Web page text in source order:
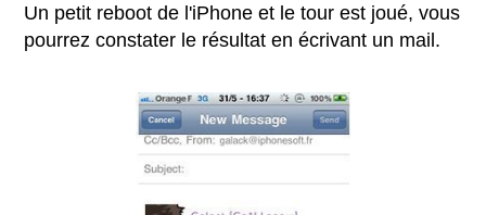
Un petit reboot de l'iPhone et le tour est joué, vous
pourrez constater le résultat en écrivant un mail.